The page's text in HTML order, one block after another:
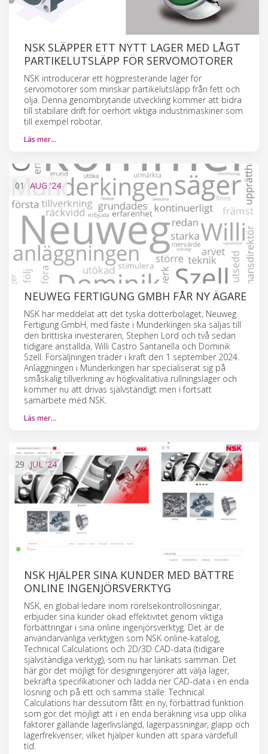
NSK SLÄPPER ETT NYTT LAGER MED LÅGT
PARTIKELUTSLÄPP FÖR SERVOMOTORER
NSK introducerar ett högpresterande lager för
servomotorer som minskar partikelutsläpp från fett och
olja. Denna genombrytande utveckling kommer att bidra
till stabilare drift för oerhört viktiga industrimaskiner som
till exempel robotar.
Läs mer…
01 AUG '24
NEUWEG FERTIGUNG GMBH FÅR NY ÄGARE
NSK har meddelat att det tyska dotterbolaget, Neuweg
Fertigung GmbH, med fäste i Munderkingen ska säljas till
den brittiska investeraren, Stephen Lord och två sedan
tidigare anställda, Willi Castro Santanella och Dominik
Szell. Försäljningen träder i kraft den 1 september 2024.
Anläggningen i Munderkingen har specialiserat sig på
småskalig tillverkning av högkvalitativa rullningslager och
kommer nu att drivas självständigt men i fortsatt
samarbete med NSK.
Läs mer…
29 JUL'24
NSK HJÄLPER SINA KUNDER MED BÄTTRE
ONLINE INGENJÖRSVERKTYG
NSK, en global ledare inom rörelsekontrollösningar,
erbjuder sina kunder ökad effektivitet genom viktiga
förbättringar i sina online ingenjörsverktyg. Det är de
användarvänliga verktygen som NSK online-katalog,
Technical Calculations och 2D/3D CAD-data (tidigare
självständiga verktyg), som nu har länkats samman. Det
här gör det möjligt för designingenjörer att välja lager,
bekräfta specifikationer och ladda ner CAD-data i en enda
lösning och på ett och samma ställe. Technical
Calculations har dessutom fått en ny, förbättrad funktion
som gör det möjligt att i en enda beräkning visa upp olika
faktorer gällande lagerlivslängd, lagerpassningar, glapp och
lagerfrekvenser, vilket hjälper kunden att spara värdefull
tid.